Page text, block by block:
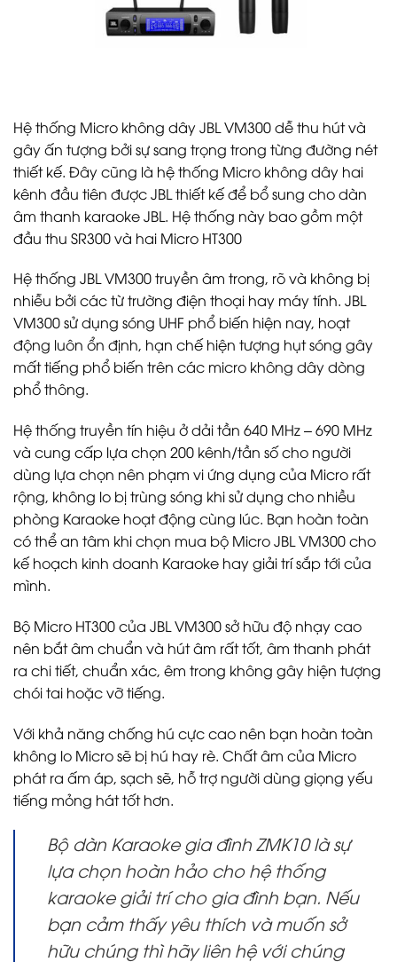
Hệ thống Micro không dây JBL VM300 dễ thu hút và
gây ấn tượng bởi sự sang trọng trong từng đường nét
thiết kế. Đây cũng là hệ thống Micro không dây hai
kênh đầu tiên được JBL thiết kế để bổ sung cho dàn
âm thanh karaoke JBL. Hệ thống này bao gồm một
đầu thu SR300 và hai Micro HT300
Hệ thống JBL VM300 truyền âm trong, rõ và không bị
nhiễu bởi các từ trường điện thoại hay máy tính. JBL
VM300 sử dụng sóng UHF phổ biến hiện nay, hoạt
động luôn ổn định, hạn chế hiện tượng hụt sóng gây
mất tiếng phổ biến trên các micro không dây dòng
phổ thông.
Hệ thống truyền tín hiệu ở dải tần 640 MHz – 690 MHz
và cung cấp lựa chọn 200 kênh/tần số cho người
dùng lựa chọn nên phạm vi ứng dụng của Micro rất
rộng, không lo bị trùng sóng khi sử dụng cho nhiều
phòng Karaoke hoạt động cùng lúc. Bạn hoàn toàn
có thể an tâm khi chọn mua bộ Micro JBL VM300 cho
kế hoạch kinh doanh Karaoke hay giải trí sắp tới của
mình.
Bộ Micro HT300 của JBL VM300 sở hữu độ nhạy cao
nên bắt âm chuẩn và hút âm rất tốt, âm thanh phát
ra chi tiết, chuẩn xác, êm trong không gây hiện tượng
chói tai hoặc vỡ tiếng.
Với khả năng chống hú cực cao nên bạn hoàn toàn
không lo Micro sẽ bị hú hay rè. Chất âm của Micro
phát ra ấm áp, sạch sẽ, hỗ trợ người dùng giọng yếu
tiếng mỏng hát tốt hơn.
Bộ dàn Karaoke gia đình ZMK10 là sự
lựa chọn hoàn hảo cho hệ thống
karaoke giải trí cho gia đình bạn. Nếu
bạn cảm thấy yêu thích và muốn sở
hữu chúng thì hãy liên hệ với chúng